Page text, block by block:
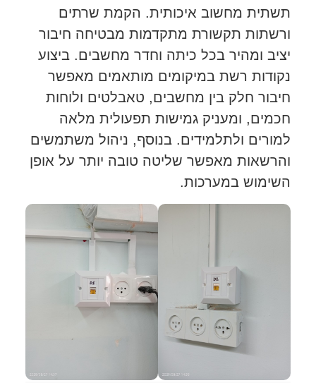
תשתית מחשוב איכותית. הקמת שרתים
ורשתות תקשורת מתקדמות מבטיחה חיבור
יציב ומהיר בכל כיתה וחדר מחשבים. ביצוע
נקודות רשת במיקומים מותאמים מאפשר
חיבור חלק בין מחשבים, טאבלטים ולוחות
חכמים, ומעניק גמישות תפעולית מלאה
למורים ולתלמידים. בנוסף, ניהול משתמשים
והרשאות מאפשר שליטה טובה יותר על אופן
השימוש במערכות.